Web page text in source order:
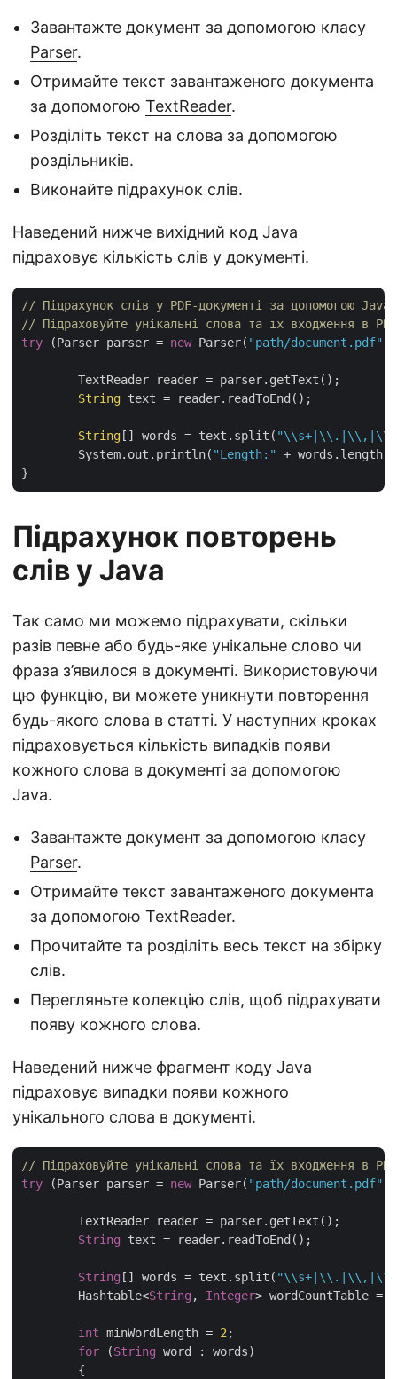
Завантажте документ за допомогою класу
Parser.
Отримайте текст завантаженого документа
за допомогою TextReader.
Розділіть текст на слова за допомогою
роздільників.
Виконайте підрахунок слів.
Наведений нижче вихідний код Java
підраховує кількість слів у документі.
// Підрахунок слів у PDF-документі за допомогою Java
// Підраховуйте унікальні слова та їх входження в
try (Parser parser = new Parser( "path/document.pdf"
String text = reader.readToEnd();
String [] words = text.split(
	System.out.println(
"Length:"
+ words.length);
Підрахунок повторень
слів у Java
Так само ми можемо підрахувати, скільки
разів певне або будь-яке унікальне слово чи
фраза з’явилося в документі. Використовуючи
цю функцію, ви можете уникнути повторення
будь-якого слова в статті. У наступних кроках
підраховується кількість випадків появи
кожного слова в документі за допомогою
Java.
Завантажте документ за допомогою класу
Parser.
Отримайте текст завантаженого документа
за допомогою TextReader.
Прочитайте та розділіть весь текст на збірку
слів.
Перегляньте колекцію слів, щоб підрахувати
появу кожного слова.
Наведений нижче фрагмент коду Java
підраховує випадки появи кожного
унікального слова в документі.
// Підраховуйте унікальні слова та їх входження в
try (Parser parser = new Parser( "path/document.pdf"
String text = reader.readToEnd();
String [] words = text.split(
	Hashtable<
String , Integer> wordCountTable =
int minWordLength = 2 ;
for (String word : words)